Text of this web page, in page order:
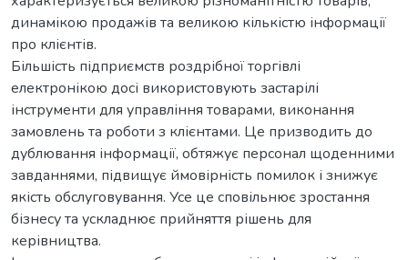
динамікою продажів та великою кількістю інформації
про клієнтів.
Більшість підприємств роздрібної торгівлі
електронікою досі використовують застарілі
інструменти для управління товарами, виконання
замовлень та роботи з клієнтами. Це призводить до
дублювання інформації, обтяжує персонал щоденними
завданнями, підвищує ймовірність помилок і знижує
якість обслуговування. Усе це сповільнює зростання
бізнесу та ускладнює прийняття рішень для
керівництва.